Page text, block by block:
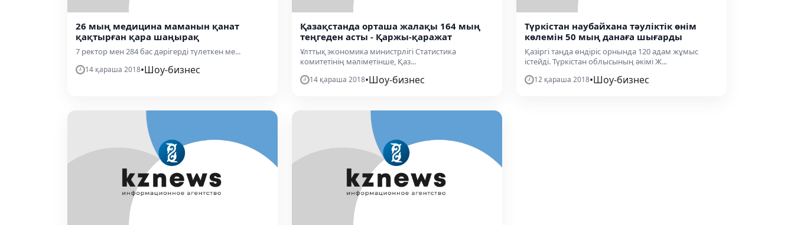
26 мың медицина маманын қанат
қақтырған қара шаңырақ
7 ректор мен 284 бас дәрігерді түлеткен ме...
14 қараша 2018•Шоу-бизнес
Қазақстанда орташа жалақы 164 мың
теңгеден асты - Қаржы-қаражат
Ұлттық экономика министрлігі Статистика
комитетінің мәліметінше, Қаз...
14 қараша 2018•Шоу-бизнес
Түркістан наубайхана тәуліктік өнім
көлемін 50 мың данаға шығарды
Қазіргі таңда өндіріс орнында 120 адам жұмыс
істейді. Түркістан облысының әкімі Ж...
12 қараша 2018•Шоу-бизнес